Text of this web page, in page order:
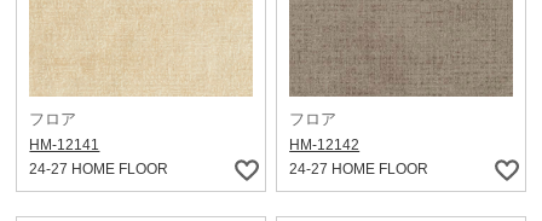
フロア
HM-12141
24-27 HOME FLOOR
フロア
HM-12142
24-27 HOME FLOOR